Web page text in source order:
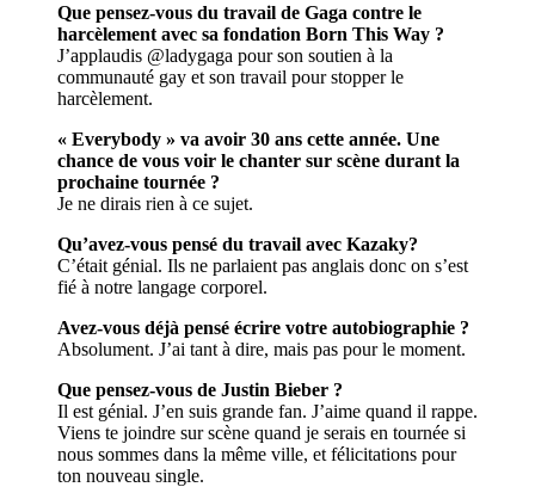
Que pensez-vous du travail de Gaga contre le
harcèlement avec sa fondation Born This Way ?
J’applaudis @ladygaga pour son soutien à la
communauté gay et son travail pour stopper le
harcèlement.
« Everybody » va avoir 30 ans cette année. Une
chance de vous voir le chanter sur scène durant la
prochaine tournée ?
Je ne dirais rien à ce sujet.
Qu’avez-vous pensé du travail avec Kazaky?
C’était génial. Ils ne parlaient pas anglais donc on s’est
fié à notre langage corporel.
Avez-vous déjà pensé écrire votre autobiographie ?
Absolument. J’ai tant à dire, mais pas pour le moment.
Que pensez-vous de Justin Bieber ?
Il est génial. J’en suis grande fan. J’aime quand il rappe.
Viens te joindre sur scène quand je serais en tournée si
nous sommes dans la même ville, et félicitations pour
ton nouveau single.